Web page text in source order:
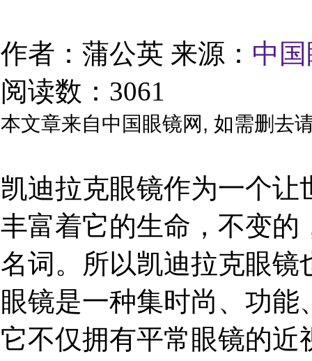
作者：蒲公英 来源： 中
阅读数：3061
本文章来自中国眼镜网 , 如需删去
凯迪拉克眼镜作为一个
丰富着它的生命，不变
名词。所以凯迪拉克眼
眼镜是一种集时尚、功能
它不仅拥有平常眼镜的